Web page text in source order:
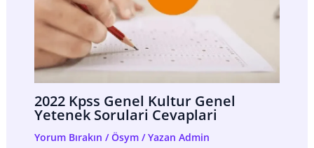
2022 Kpss Genel Kultur Genel
Yetenek Sorulari Cevaplari
Yorum Bırakın /Ösym/ Yazan Admin